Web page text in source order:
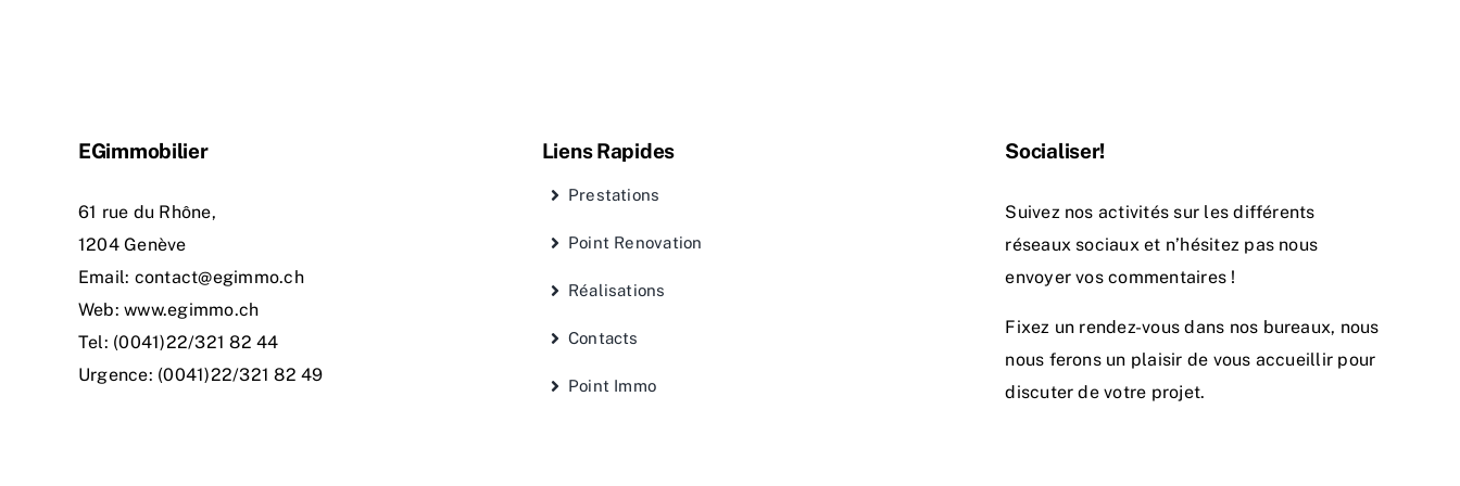
EGimmobilier
61 rue du Rhône,
1204 Genève
Email: contact@egimmo.ch
Web:www.egimmo.ch
Tel: (0041)22/321 82 44
Urgence: (0041)22/321 82 49
Liens Rapides
Prestations
Point Renovation
Réalisations
Contacts
Point Immo
Socialiser!
Suivez nos activités sur les différents
réseaux sociaux et n’hésitez pas nous
envoyer vos commentaires !
Fixez un rendez-vous dans nos bureaux, nous
nous ferons un plaisir de vous accueillir pour
discuter de votre projet.